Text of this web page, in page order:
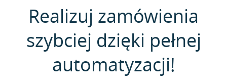
Realizuj zamówienia
szybciej dzięki pełnej
automatyzacji!